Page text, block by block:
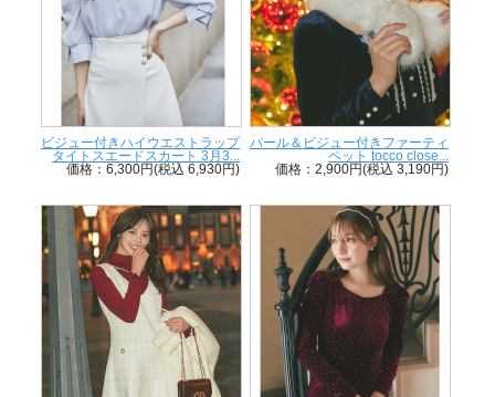
ビジュー付きハイウエストラップ
タイトスエードスカート 3月3...
価格：6,300円(税込 6,930円)
パール＆ビジュー付きファーティ
ペット tocco close...
価格：2,900円(税込 3,190円)